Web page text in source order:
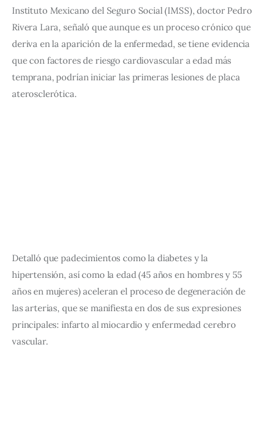
Instituto Mexicano del Seguro Social (IMSS), doctor Pedro
Rivera Lara, señaló que aunque es un proceso crónico que
deriva en la aparición de la enfermedad, se tiene evidencia
que con factores de riesgo cardiovascular a edad más
temprana, podrían iniciar las primeras lesiones de placa
aterosclerótica.
Detalló que padecimientos como la diabetes y la
hipertensión, así como la edad (45 años en hombres y 55
años en mujeres) aceleran el proceso de degeneración de
las arterias, que se manifiesta en dos de sus expresiones
principales: infarto al miocardio y enfermedad cerebro
vascular.